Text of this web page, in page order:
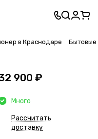
в Краснодаре Бытовые
900 ₽
Много
Рассчитать
доставку